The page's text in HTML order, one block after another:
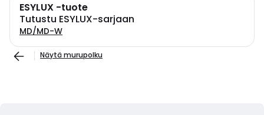
ESYLUX -tuote
Tutustu ESYLUX-sarjaan
MD/MD-W
Näytä murupolku